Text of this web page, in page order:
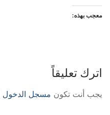
معجب بهذه:
اترك تعليقاً
يجب أنت تكون مسجل الدخول